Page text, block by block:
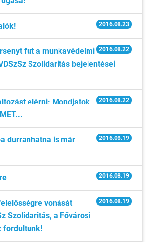
2016.08.23
2016.08.22
fut a munkavédelmi
Szolidaritás bejelentései
2016.08.22
elérni: Mondjatok
2016.08.19
durranhatna is már
2016.08.19
2016.08.19
vonását
Szolidaritás, a Fővárosi
fordultunk!